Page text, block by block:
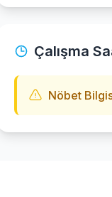
Çalışma
Nöbet